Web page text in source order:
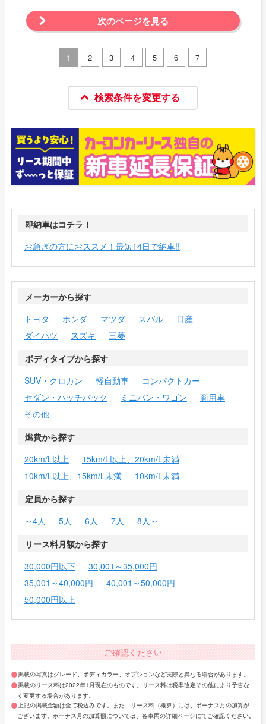
次のページを見る
1 2 3 4 5 6 7
検索条件を変更する
即納車はコチラ！
お急ぎの方におススメ！最短14日で納車!!
メーカーから探す
トヨタ
ホンダ マツダ スバル
日産
ダイハツ
スズキ
三菱
ボディタイプから探す
SUV・クロカン
軽自動車
コンパクトカー
セダン・ハッチバック
ミニバン・ワゴン
商用車
その他
燃費から探す
20km/L以上
15km/L以上、20km/L未満
10km/L以上、15km/L未満
10km/L未満
定員から探す
～4人
5人 6人 7人
8人～
リース料月額から探す
30,000円以下
30,001～35,000円
35,001～40,000円
40,001～50,000円
50,000円以上
ご確認ください
掲載の写真はグレード、ボディカラー、オプションなど実際と異なる場合があります。
掲載のリース料は2022年1月現在のものです。リース料は税率改定その他により予告な
く変更する場合があります。
上記の掲載金額は全て税込みです。また、リース料（概算）には、ボーナス月の加算が
ございます。ボーナス月の加算額については、各車両の詳細ページにてご確認ください。